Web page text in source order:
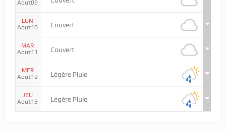
Aout09
LUN
Aout10
Couvert
MAR
Aout11
Couvert
MER
Aout12
Légère Pluie
JEU
Aout13
Légère Pluie